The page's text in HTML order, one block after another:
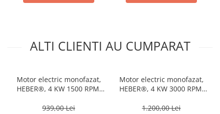
ALTI CLIENTI AU CUMPARAT
Motor electric monofazat,
HEBER®, 4 KW 1500 RPM,
939,00 Lei
Motor electric monofazat,
HEBER®, 4 KW 3000 RPM,
1.200,00 Lei